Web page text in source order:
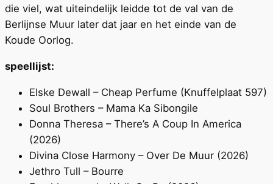
die viel, wat uiteindelijk leidde tot de val van de
Berlijnse Muur later dat jaar en het einde van de
Koude Oorlog.
speellijst:
Elske Dewall – Cheap Perfume (Knuffelplaat 597)
Soul Brothers – Mama Ka Sibongile
Donna Theresa – There’s A Coup In America
(2026)
Divina Close Harmony – Over De Muur (2026)
Jethro Tull – Bourre